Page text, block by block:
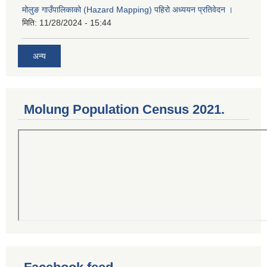
मोलुङ गाउँपालिकाको (Hazard Mapping) पहिरो अध्ययन प्रतिवेदन ।
मिति: 11/28/2024 - 15:44
अन्य
Molung Population Census 2021.